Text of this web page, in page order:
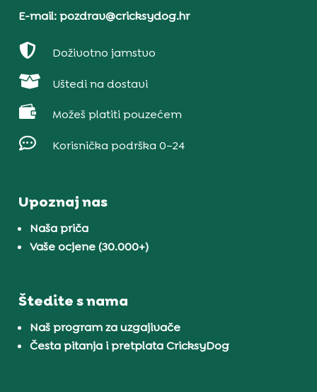
E-mail: pozdrav@cricksydog.hr
 Doživotno jamstvo
 Uštedi na dostavi
 Možeš platiti pouzećem
 Korisnička podrška 0–24
Upoznaj nas
Naša priča
Vaše ocjene (30.000+)
Štedite s nama
Naš program za uzgajivače
Česta pitanja i pretplata CricksyDog